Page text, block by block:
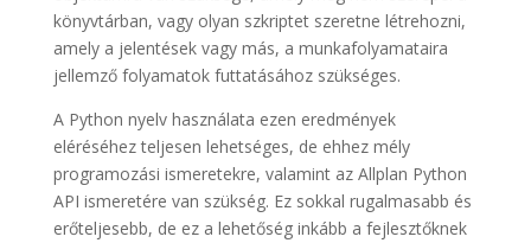
könyvtárban, vagy olyan szkriptet szeretne létrehozni,
amely a jelentések vagy más, a munkafolyamataira
jellemző folyamatok futtatásához szükséges.
A Python nyelv használata ezen eredmények
eléréséhez teljesen lehetséges, de ehhez mély
programozási ismeretekre, valamint az Allplan Python
API ismeretére van szükség. Ez sokkal rugalmasabb és
erőteljesebb, de ez a lehetőség inkább a fejlesztőknek